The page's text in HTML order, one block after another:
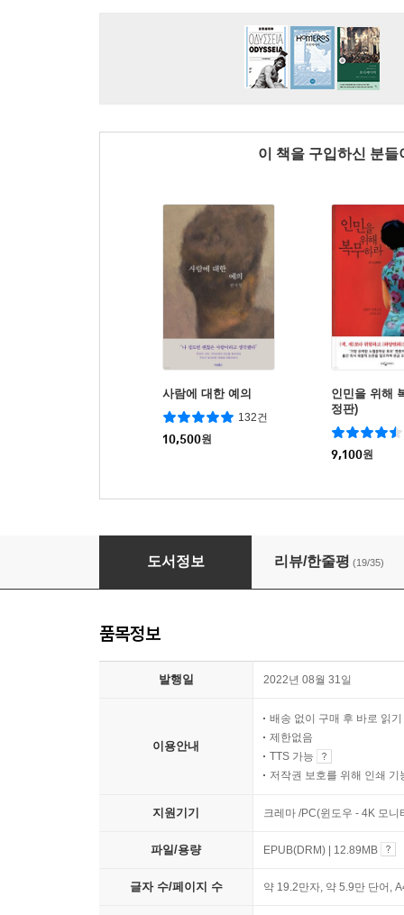
이 책을 구입하신 분
사람에 대한 예의
132건
10,500원
인민을 위해
정판)
9,100원
차이나 쇼크, 한국의 선택
도서정보 리뷰/한줄평 (19/35)
품목정보
발행일 2022년 08월 31일
이용안내
배송 없이 구매 후 바로 읽기
제한없음
TTS 가능
저작권 보호를 위해 인쇄 기
지원기기 크레마 /PC(윈도우 - 4K 모
파일/용량 EPUB(DRM) | 12.89MB
글자 수/페이지 수 약 19.2만자, 약 5.9만 단어,